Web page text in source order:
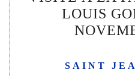
LOUIS
SAINT